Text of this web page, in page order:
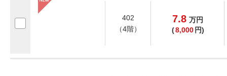
402
（4階）
7.8 万円
(8,000 円)